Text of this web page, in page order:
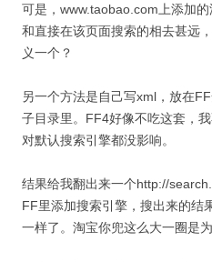
可是，www.taobao.com上添加
和直接在该页面搜索的相去甚远
义一个？
另一个方法是自己写xml，放在
子目录里。FF4好像不吃这套，
对默认搜索引擎都没影响。
结果给我翻出来一个http://
FF里添加搜索引擎，搜出来的结
一样了。淘宝你兜这么大一圈是